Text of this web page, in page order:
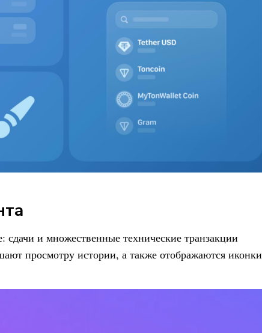
сдачи и множественные технические транзакции
просмотру истории, а также отображаются иконки